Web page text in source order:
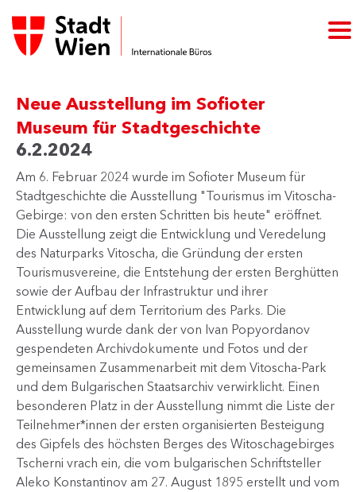
Neue Ausstellung im Sofioter
Museum für Stadtgeschichte
6.2.2024
Am 6. Februar 2024 wurde im Sofioter Museum für
Stadtgeschichte die Ausstellung "Tourismus im Vitoscha-
Gebirge: von den ersten Schritten bis heute" eröffnet.
Die Ausstellung zeigt die Entwicklung und Veredelung
des Naturparks Vitoscha, die Gründung der ersten
Tourismusvereine, die Entstehung der ersten Berghütten
sowie der Aufbau der Infrastruktur und ihrer
Entwicklung auf dem Territorium des Parks. Die
Ausstellung wurde dank der von Ivan Popyordanov
gespendeten Archivdokumente und Fotos und der
gemeinsamen Zusammenarbeit mit dem Vitoscha-Park
und dem Bulgarischen Staatsarchiv verwirklicht. Einen
besonderen Platz in der Ausstellung nimmt die Liste der
Teilnehmer*innen der ersten organisierten Besteigung
des Gipfels des höchsten Berges des Witoschagebirges
Tscherni vrach ein, die vom bulgarischen Schriftsteller
Aleko Konstantinov am 27. August 1895 erstellt und vom